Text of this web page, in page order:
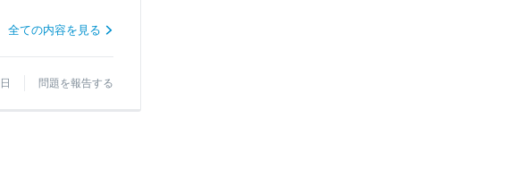
全ての内容を見る
問題を報告する